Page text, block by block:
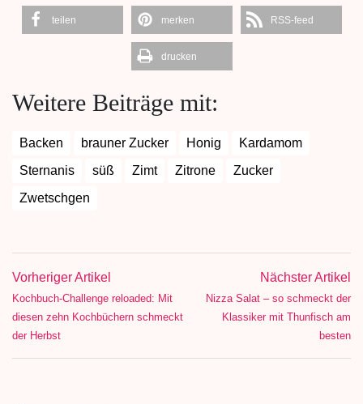
teilen merken RSS-feed
drucken
Weitere Beiträge mit:
Backen brauner Zucker Honig
Kardamom
Sternanis
süß Zimt Zitrone
Zucker
Zwetschgen
Vorheriger Artikel
Kochbuch-Challenge reloaded: Mit
diesen zehn Kochbüchern schmeckt
der Herbst
Nächster Artikel
Nizza Salat – so schmeckt der
Klassiker mit Thunfisch am
besten